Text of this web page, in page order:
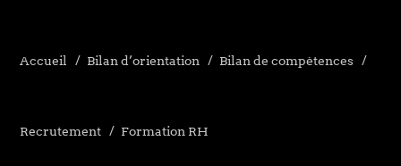
Accueil Bilan d’orientation Bilan de compétences
Recrutement Formation RH